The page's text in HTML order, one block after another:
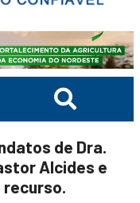
de Dra.
Alcides e
recurso.